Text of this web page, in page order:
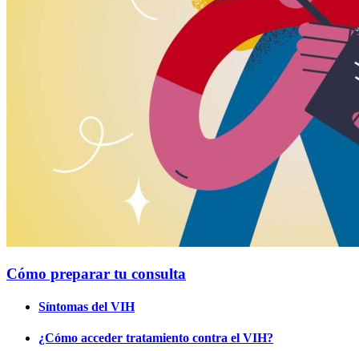
Cómo preparar tu consulta
Síntomas del VIH
¿Cómo acceder tratamiento contra el VIH?